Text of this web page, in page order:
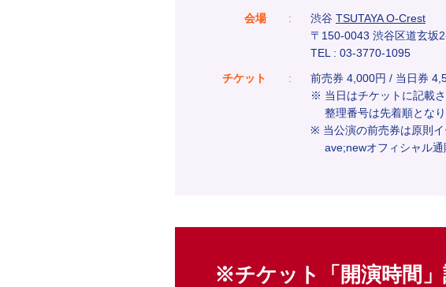
会場: 渋谷 TSUTAYA O-Crest
〒150-0043 渋谷区道玄
TEL : 03-3770-1095
チケット
:
前売券 4,000円 / 当日券
※ 当日はチケットに記載
整理番号は先着順となり
※ 当公演の前売券は原則イ
ave;newオフィシャル通
※チケット「開演時間